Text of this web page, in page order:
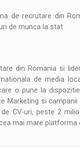
de recrutare din
de munca la stat.
din Romania si
de media
o pune la
si
CV-uri, peste 2
mai mare platforma